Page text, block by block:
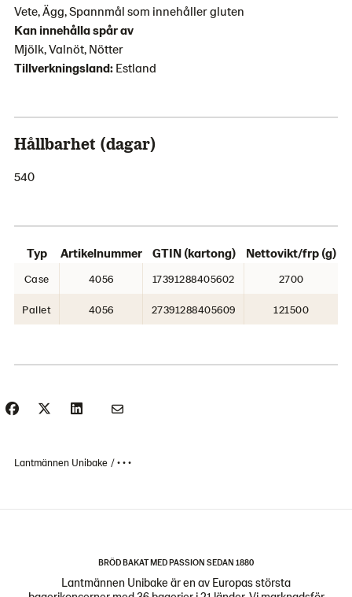
Vete, Ägg, Spannmål som innehåller gluten
Kan innehålla spår av
Mjölk, Valnöt, Nötter
Tillverkningsland: Estland
Hållbarhet (dagar)
540
Typ Artikelnummer GTIN (kartong) Nettovikt/frp (g)
Case 4056 17391288405602 2700
Pallet 4056 27391288405609 121500
Lantmännen Unibake • • •
BRÖD BAKAT MED PASSION SEDAN 1880
Lantmännen Unibake är en av Europas största